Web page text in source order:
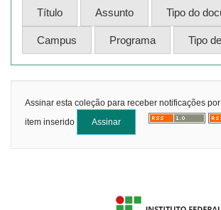
Assinar esta coleção para receber notificações
item inserido